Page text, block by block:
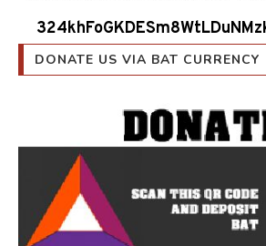
DONATE US VIA BAT CURRENCY